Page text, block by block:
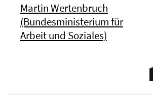
Martin Wertenbruch
(Bundesministerium für
Arbeit und Soziales)